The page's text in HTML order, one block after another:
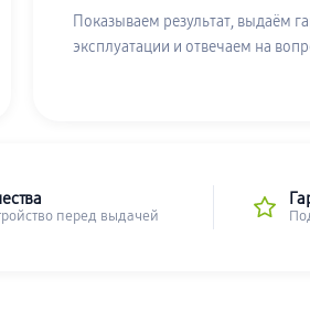
Показываем результат, выдаём
эксплуатации и отвечаем на
перед выдачей